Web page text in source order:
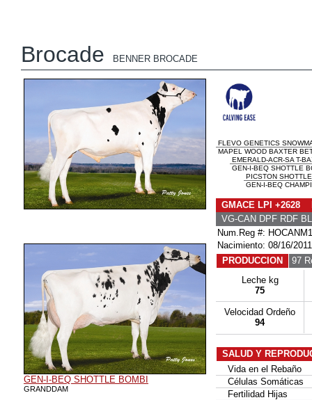
Brocade BENNER BROCADE
GEN-I-BEQ SHOTTLE BOMBI
GRANDDAM
FLEVO GENETICS
MAPEL WOOD BAXTER
EMERALD-ACR-SA T-
GEN-I-BEQ SHOTTLE
PICSTON SHOTTLE
GEN-I-BEQ
GMACE LPI +2628
VG-CAN DPF RDF
Num.Reg #:
Nacimiento: 08/16/2011
PRODUCCION
97
Leche kg
75
Velocidad Ordeño
94
SALUD Y
Vida en el Rebaño
Células Somáticas
Fertilidad Hijas